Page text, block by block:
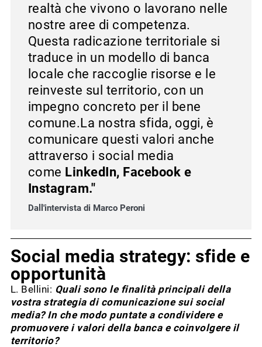
realtà che vivono o lavorano nelle
nostre aree di competenza.
Questa radicazione territoriale si
traduce in un modello di banca
locale che raccoglie risorse e le
reinveste sul territorio, con un
impegno concreto per il bene
comune.La nostra sfida, oggi, è
comunicare questi valori anche
attraverso i social media
come LinkedIn, Facebook e
Instagram."
Dall'intervista di Marco Peroni
Social media strategy: sfide e
opportunità
L. Bellini: Quali sono le finalità principali della
vostra strategia di comunicazione sui social
media? In che modo puntate a condividere e
promuovere i valori della banca e coinvolgere il
territorio?